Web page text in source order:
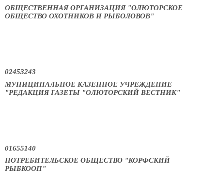
ОБЩЕСТВЕННАЯ ОРГАНИЗАЦИЯ "ОЛЮТОРСКОЕ
ОБЩЕСТВО ОХОТНИКОВ И РЫБОЛОВОВ"
02453243
МУНИЦИПАЛЬНОЕ КАЗЕННОЕ УЧРЕЖДЕНИЕ
"РЕДАКЦИЯ ГАЗЕТЫ "ОЛЮТОРСКИЙ ВЕСТНИК"
01655140
ПОТРЕБИТЕЛЬСКОЕ ОБЩЕСТВО "КОРФСКИЙ
РЫБКООП"